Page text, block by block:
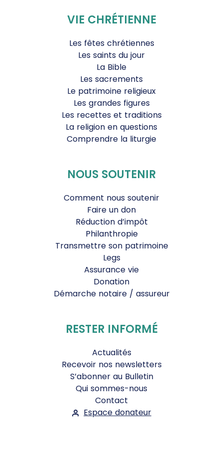
VIE CHRÉTIENNE
Les fêtes chrétiennes
Les saints du jour
La Bible
Les sacrements
Le patrimoine religieux
Les grandes figures
Les recettes et traditions
La religion en questions
Comprendre la liturgie
NOUS SOUTENIR
Comment nous soutenir
Faire un don
Réduction d’impôt
Philanthropie
Transmettre son patrimoine
Legs
Assurance vie
Donation
Démarche notaire / assureur
RESTER INFORMÉ
Actualités
Recevoir nos newsletters
S’abonner au Bulletin
Qui sommes-nous
Contact
Espace donateur